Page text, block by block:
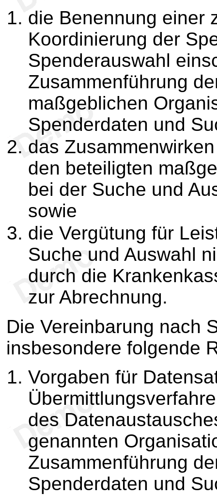
die Benennung einer
Koordinierung der
Spenderauswahl
Zusammenführung
maßgeblichen
Spenderdaten und
das
den beteiligten
bei der Suche und
sowie
die Vergütung für
Suche und Auswahl
durch die
zur Abrechnung.
Die Vereinbarung nach
insbesondere folgende
Vorgaben für
des
genannten
Zusammenführung
Spenderdaten und